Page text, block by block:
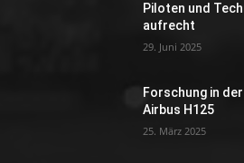
Piloten und
aufrecht
29. Juni 2025
Forschung in
Airbus H125
25. März 2025